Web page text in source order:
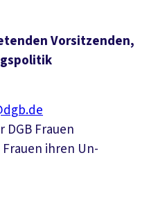
Vorsitzenden,
Frauen
ihren Un-